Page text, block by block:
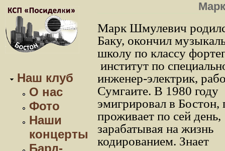
Наш клуб
О нас
Фото
Наши
концерты
Бард-
Марк Шмулевич
Баку, окончил
школу по классу
институт по
инженер-электрик,
Сумгаите. В 1980 году
эмигрировал в Бостон,
проживает по сей день,
зарабатывая на жизнь
кодированием. Знает